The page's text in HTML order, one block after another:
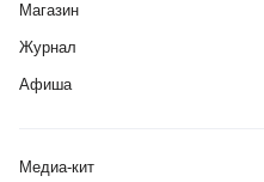
Магазин
Журнал
Афиша
Медиа-кит